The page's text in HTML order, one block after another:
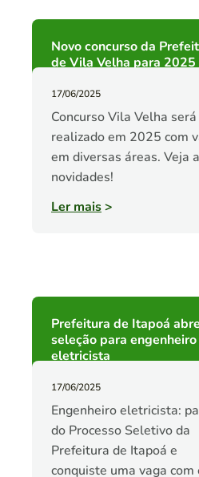
Novo concurso da
de Vila Velha para 2025
17/06/2025
Concurso Vila Velha será
realizado em 2025 com
em diversas áreas. Veja
novidades!
Ler mais>
Prefeitura de Itapoá abre
seleção para engenheiro
eletricista
17/06/2025
Engenheiro eletricista:
do Processo Seletivo da
Prefeitura de Itapoá e
conquiste uma vaga com